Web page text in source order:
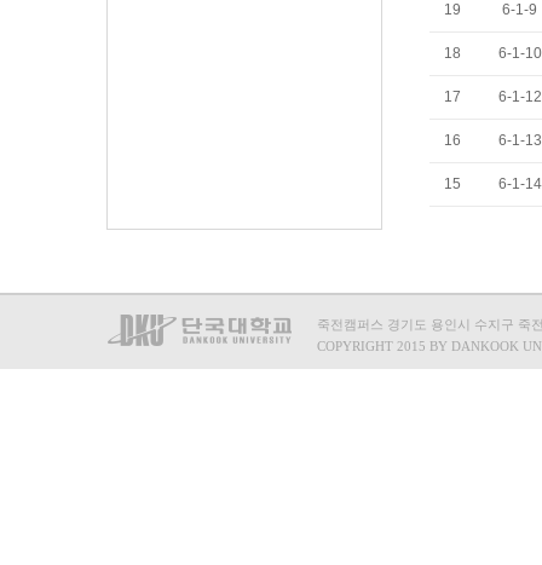
19 6-1-9
18 6-1-10
17 6-1-12
16 6-1-13
15 6-1-14
죽전캠퍼스 경기도 용인시 수지구 죽
COPYRIGHT 2015 BY DANKOOK